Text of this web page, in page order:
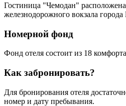
Гостиница "Чемодан" расположена
железнодорожного вокзала города
Номерной фонд
Фонд отеля состоит из 18
Как забронировать?
Для бронирования отеля
номер и дату пребывания.